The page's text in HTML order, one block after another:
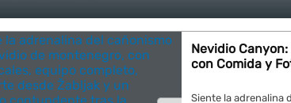
Nevidio
con Comida y
Siente la adrenalina